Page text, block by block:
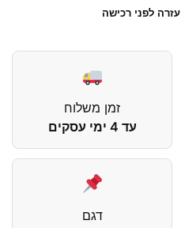
עזרה לפני רכישה
זמן משלוח
עד 4 ימי עסקים
דגם